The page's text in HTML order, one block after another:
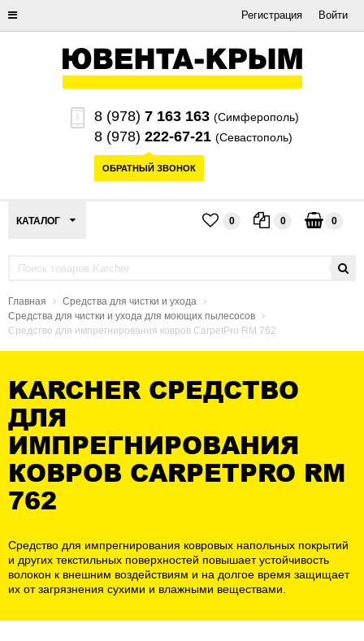
Регистрация Войти
8 (978) 7 163 163 (Симферополь)
8 (978) 222-67-21 (Севастополь)
ОБРАТНЫЙ ЗВОНОК
КАТАЛОГ 0 0 0
Главная
Средства для чистки и ухода
Средства для чистки и ухода для моющих пылесосов
Средство для импрегнирования ковров CarpetPro RM 762
KARCHER СРЕДСТВО
ДЛЯ
ИМПРЕГНИРОВАНИЯ
КОВРОВ CARPETPRO RM
762
Средство для импрегнирования ковровых напольных покрытий
и других текстильных поверхностей повышает устойчивость
волокон к внешним воздействиям и на долгое время защищает
их от загрязнения сухими и влажными веществами.